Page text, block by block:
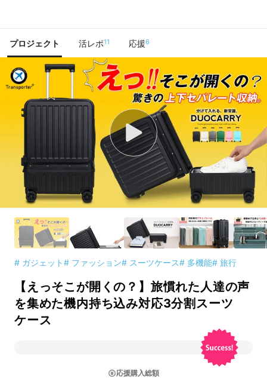
プロジェクト 活レポ11 応援6
# ガジェット# ファッション# スーツケース# 多機能# 旅行
【えっそこが開くの？】旅慣れた人達の声
を集めた機内持ち込み対応3分割スーツ
ケース
応援購入総額